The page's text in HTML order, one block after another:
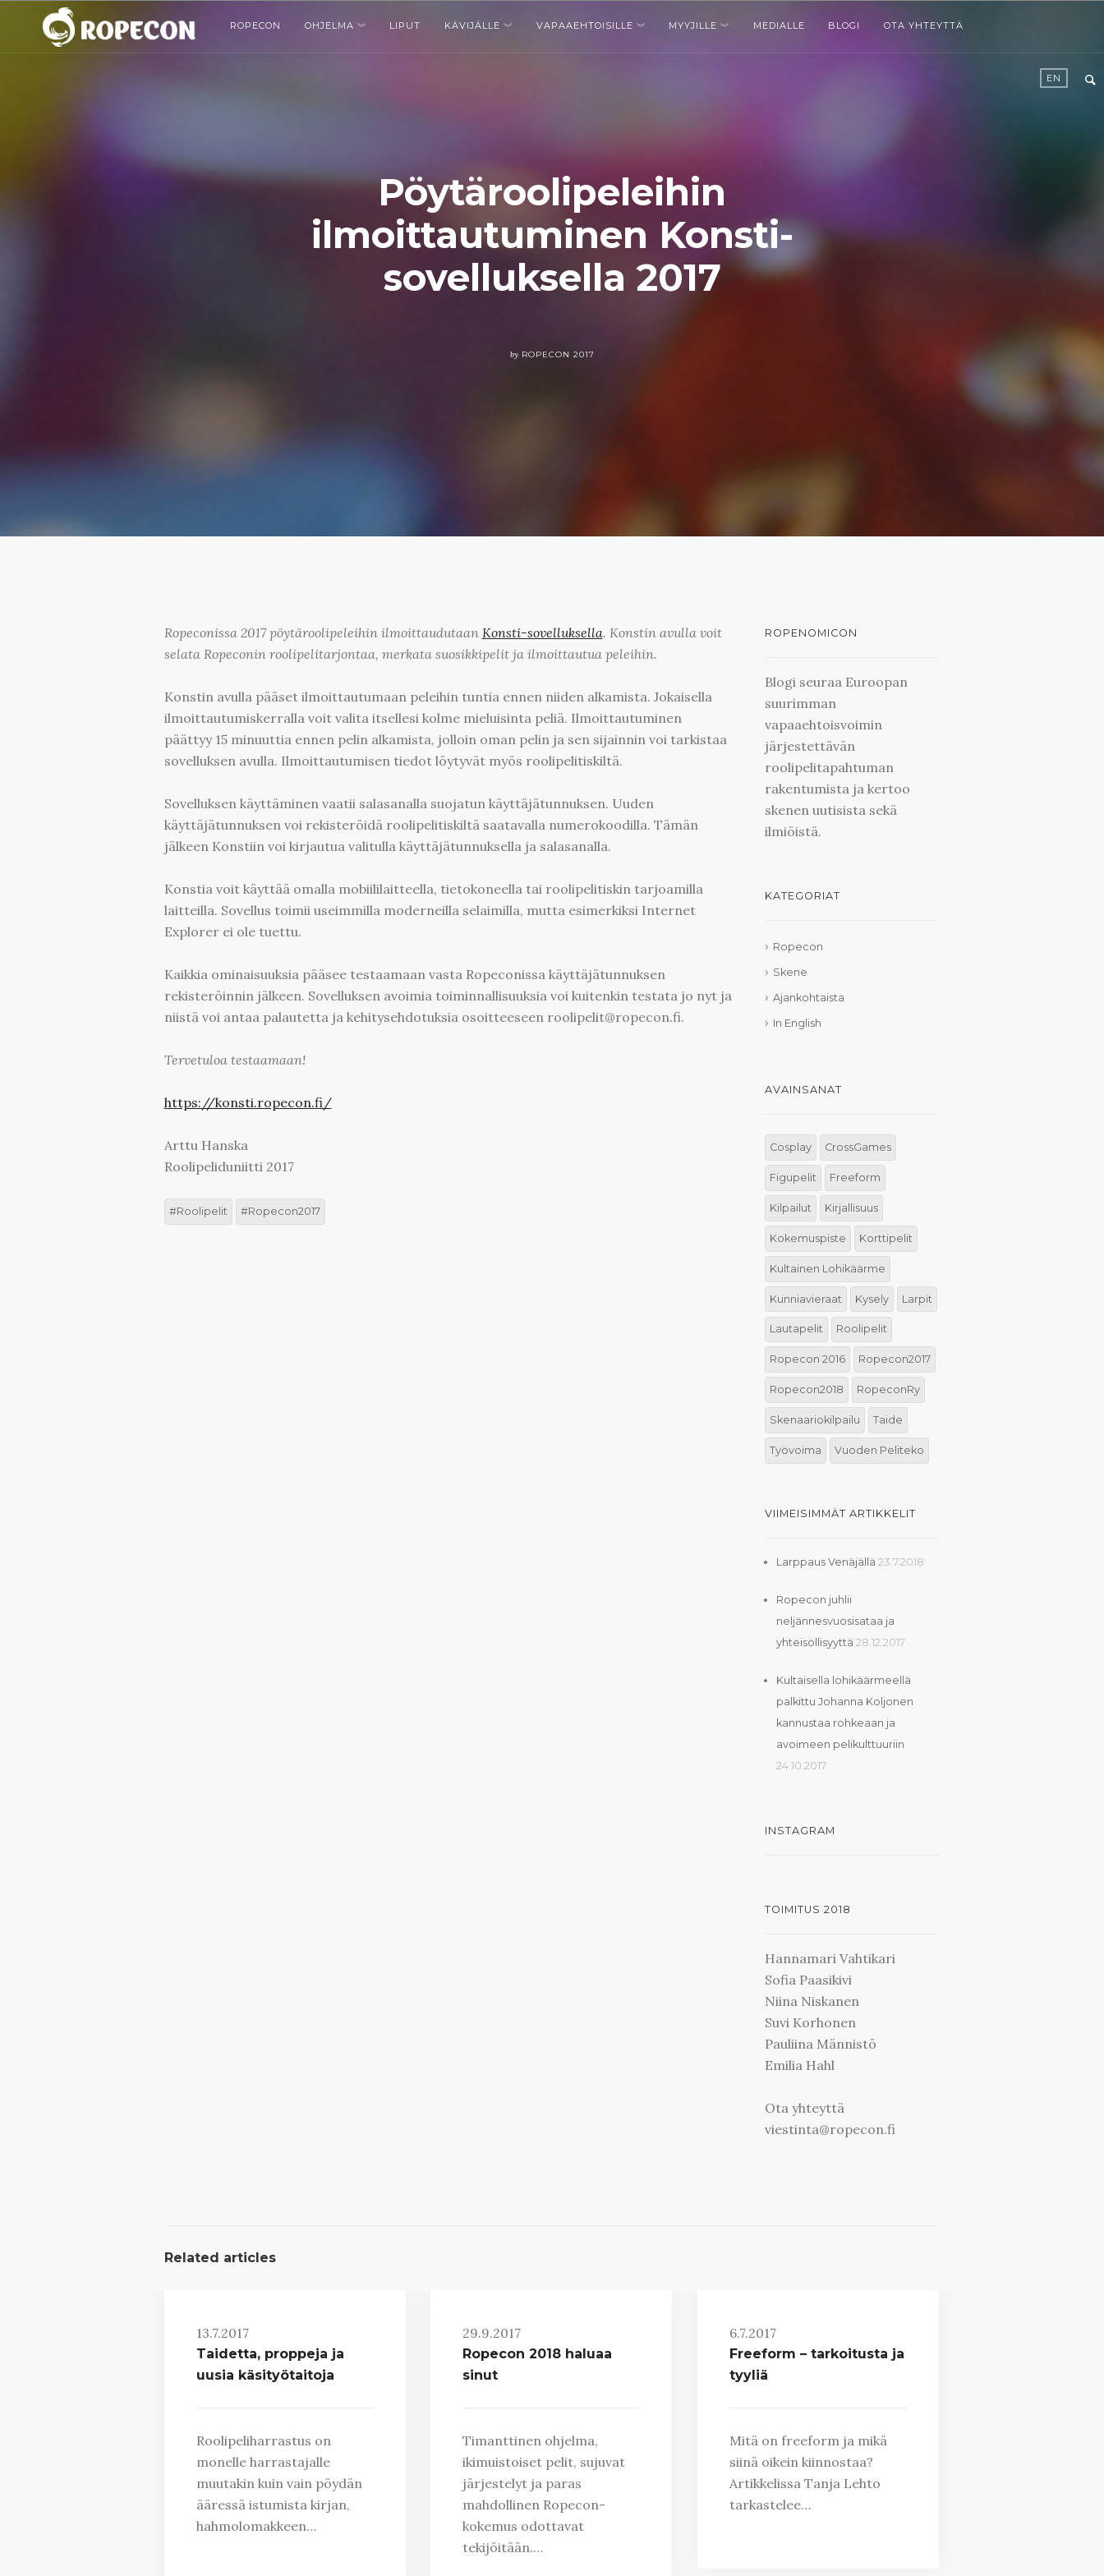
ROPECON OHJELMA LIPUT KÄVIJÄLLE VAPAAEHTOISILLE MYYJILLE MEDIALLE BLOGI OTA YHTEYTTÄ
EN
Pöytäroolipeleihin
ilmoittautuminen Konsti-
sovelluksella 2017
by ROPECON 2017
Ropeconissa 2017 pöytäroolipeleihin ilmoittaudutaan Konsti-sovelluksella. Konstin avulla voit
selata Ropeconin roolipelitarjontaa, merkata suosikkipelit ja ilmoittautua peleihin.
Konstin avulla pääset ilmoittautumaan peleihin tuntia ennen niiden alkamista. Jokaisella
ilmoittautumiskerralla voit valita itsellesi kolme mieluisinta peliä. Ilmoittautuminen
päättyy 15 minuuttia ennen pelin alkamista, jolloin oman pelin ja sen sijainnin voi tarkistaa
sovelluksen avulla. Ilmoittautumisen tiedot löytyvät myös roolipelitiskiltä.
Sovelluksen käyttäminen vaatii salasanalla suojatun käyttäjätunnuksen. Uuden
käyttäjätunnuksen voi rekisteröidä roolipelitiskiltä saatavalla numerokoodilla. Tämän
jälkeen Konstiin voi kirjautua valitulla käyttäjätunnuksella ja salasanalla.
Konstia voit käyttää omalla mobiililaitteella, tietokoneella tai roolipelitiskin tarjoamilla
laitteilla. Sovellus toimii useimmilla moderneilla selaimilla, mutta esimerkiksi Internet
Explorer ei ole tuettu.
Kaikkia ominaisuuksia pääsee testaamaan vasta Ropeconissa käyttäjätunnuksen
rekisteröinnin jälkeen. Sovelluksen avoimia toiminnallisuuksia voi kuitenkin testata jo nyt ja
niistä voi antaa palautetta ja kehitysehdotuksia osoitteeseen roolipelit@ropecon.fi.
Tervetuloa testaamaan!
https://konsti.ropecon.fi/
Arttu Hanska
Roolipeliduniitti 2017
Roolipelit Ropecon2017
ROPENOMICON
Blogi seuraa Euroopan
suurimman
vapaaehtoisvoimin
järjestettävän
roolipelitapahtuman
rakentumista ja kertoo
skenen uutisista sekä
ilmiöistä.
KATEGORIAT
Ropecon
Skene
Ajankohtaista
In English
AVAINSANAT
Cosplay CrossGames
Figupelit Freeform
Kilpailut Kirjallisuus
Kokemuspiste Korttipelit
Kultainen Lohikäärme
Kunniavieraat Kysely Larpit
Lautapelit Roolipelit
Ropecon 2016 Ropecon2017
Ropecon2018 RopeconRy
Skenaariokilpailu Taide
Työvoima Vuoden Peliteko
VIIMEISIMMÄT ARTIKKELIT
Larppaus Venäjällä 23.7.2018
Ropecon juhlii
neljännesvuosisataa ja
yhteisöllisyyttä 28.12.2017
Kultaisella lohikäärmeellä
palkittu Johanna Koljonen
kannustaa rohkeaan ja
avoimeen pelikulttuuriin
24.10.2017
INSTAGRAM
TOIMITUS 2018
Hannamari Vahtikari
Sofia Paasikivi
Niina Niskanen
Suvi Korhonen
Pauliina Männistö
Emilia Hahl
Ota yhteyttä
viestinta@ropecon.fi
Related articles
13.7.2017
Taidetta, proppeja ja
uusia käsityötaitoja
Roolipeliharrastus on
monelle harrastajalle
muutakin kuin vain pöydän
ääressä istumista kirjan,
hahmolomakkeen…
29.9.2017
Ropecon 2018 haluaa
sinut
Timanttinen ohjelma,
ikimuistoiset pelit, sujuvat
järjestelyt ja paras
mahdollinen Ropecon-
kokemus odottavat
tekijöitään.…
6.7.2017
Freeform – tarkoitusta ja
tyyliä
Mitä on freeform ja mikä
siinä oikein kiinnostaa?
Artikkelissa Tanja Lehto
tarkastelee…